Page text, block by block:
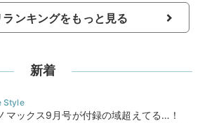
ランキングをもっと見る
新着
マックス9月号が付録の域超えてる…！